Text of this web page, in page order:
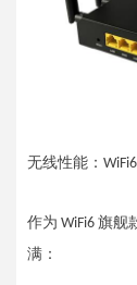
无线性能：
作为 WiFi6 旗
满：